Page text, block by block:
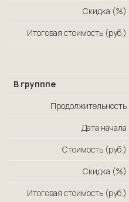
Скидка (%)
Итоговая стоимость (руб.)
В групппе
Продолжительность
Дата начала
Стоимость (руб.)
Скидка (%)
Итоговая стоимость (руб.)